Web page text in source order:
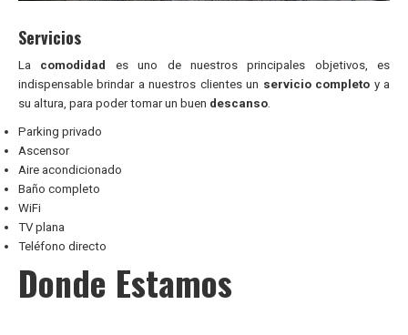
Servicios
La comodidad es uno de nuestros principales objetivos, es
indispensable brindar a nuestros clientes un servicio completo y a
su altura, para poder tomar un buen descanso
Parking privado
Ascensor
Aire acondicionado
Baño completo
WiFi
TV plana
Teléfono directo
Donde Estamos